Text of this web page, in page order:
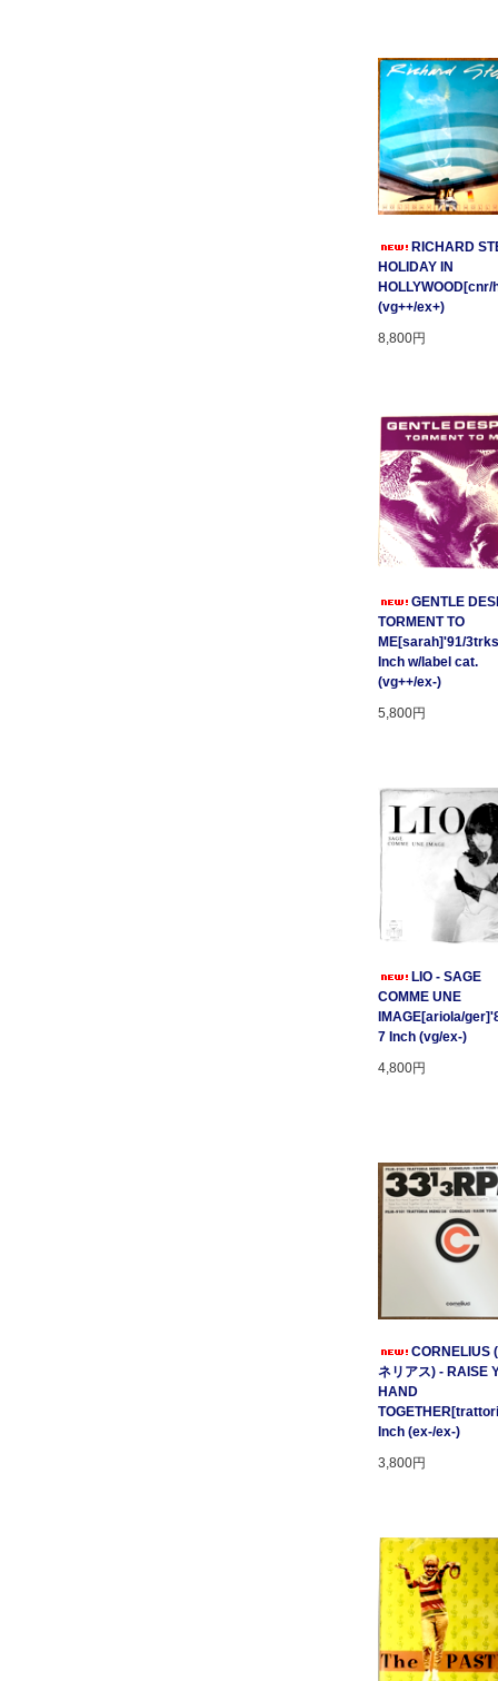
RICHARD
HOLIDAY IN
(vg++/ex+)
8,800円
GENTLE
TORMENT TO
ME[sarah]'91/
Inch w/label cat.
(vg++/ex-)
5,800円
LIO - SAGE
COMME UNE
IMAGE[ariola/
7 Inch (vg/ex-)
4,800円
CORNELIUS
ネリアス) - RAISE
HAND
Inch (ex-/ex-)
3,800円